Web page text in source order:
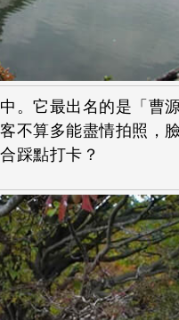
。它最出名的是「曹
不算多能盡情拍照，
踩點打卡？